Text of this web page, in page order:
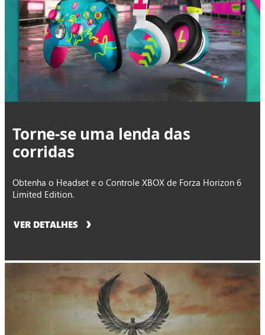
Torne-se uma lenda das
corridas
Obtenha o Headset e o Controle XBOX de Forza Horizon 6
Limited Edition.
VER DETALHES